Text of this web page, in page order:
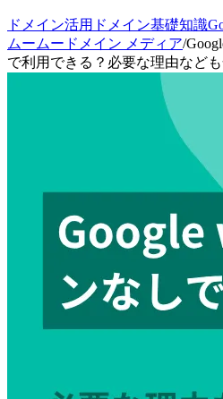
ドメイン活用 ドメイン基礎知識
ムームードメイン メディア/
で利用できる？必要な理由など